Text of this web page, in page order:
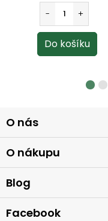
á
p
a
t
O nás
O nákupu
Blog
Facebook